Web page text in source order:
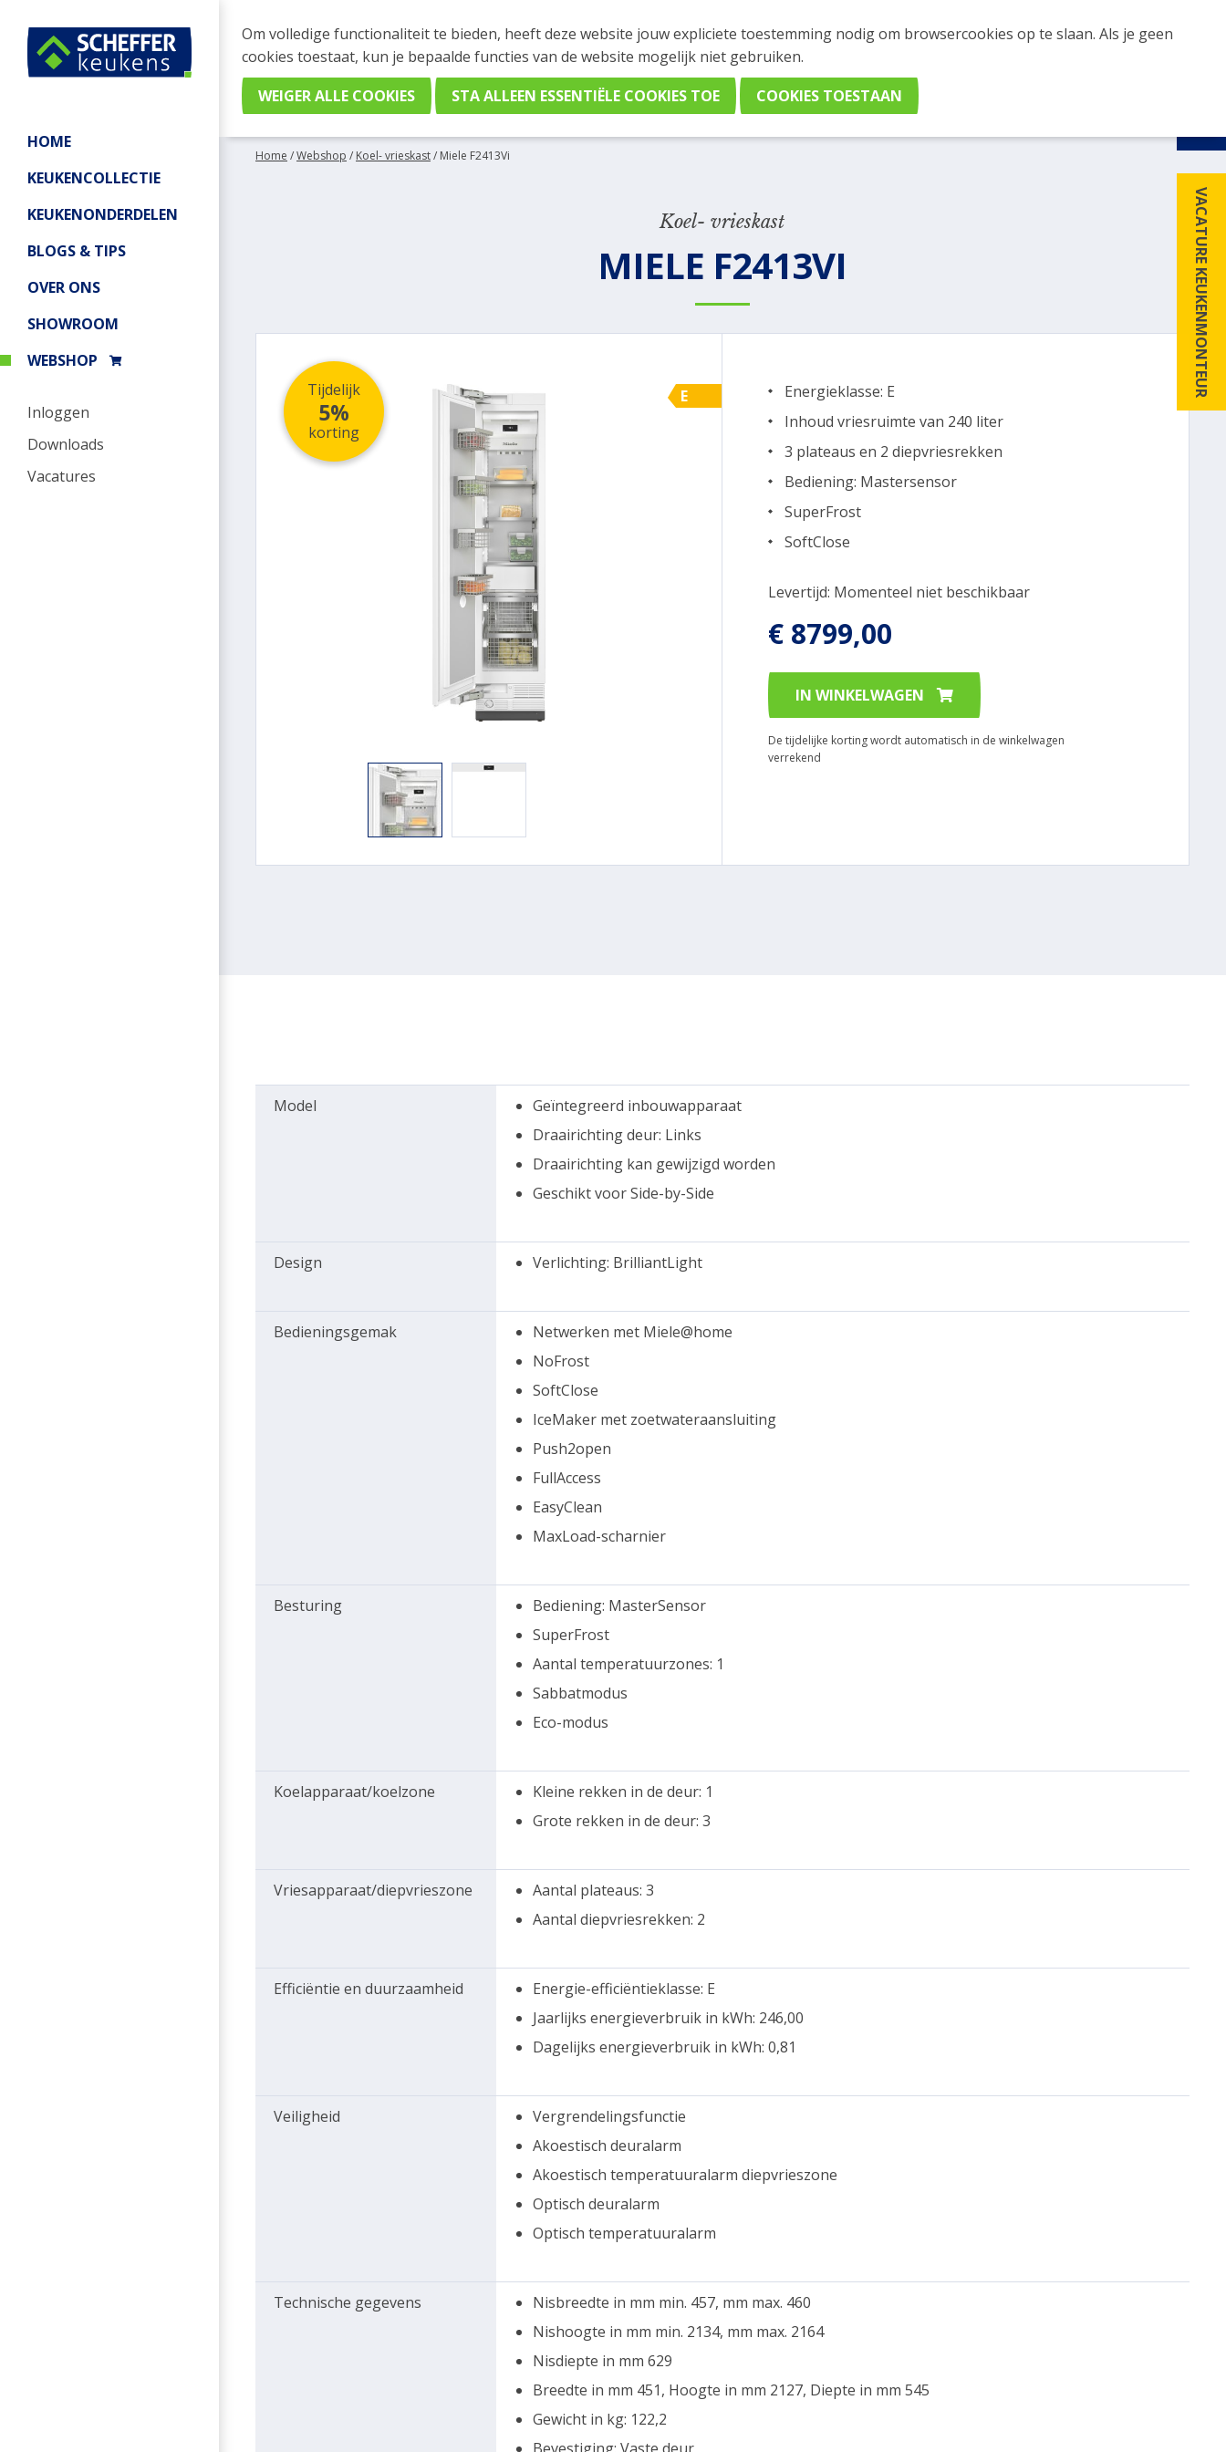
HOME
KEUKENCOLLECTIE
KEUKENONDERDELEN
BLOGS & TIPS
OVER ONS
SHOWROOM
WEBSHOP
Inloggen
Downloads
Vacatures
VACATURE KEUKENMONTEUR
WEBSHOP BESTELLINGEN
Je kan tijdelijk geen bestelling plaatsen. Wil je je vast oriënteren? Vergelijk eenvoudig apparaten en merken met elkaar. Klik hier voor
Home /Webshop / Koel- vrieskast/ Miele F2413Vi
Koel- vrieskast
MIELE F2413VI
Tijdelijk
5%
korting
E
Levertijd: Momenteel niet beschikbaar
Energieklasse: E
Inhoud vriesruimte van 240 liter
3 plateaus en 2 diepvriesrekken
Bediening: Mastersensor
SuperFrost
SoftClose
€ 8799,00
IN WINKELWAGEN
De tijdelijke korting wordt automatisch in de winkelwagen
verrekend
Model
Geïntegreerd inbouwapparaat
Draairichting deur: Links
Draairichting kan gewijzigd worden
Geschikt voor Side-by-Side
Design Verlichting: BrilliantLight
Bedieningsgemak
Netwerken met Miele@home
NoFrost
SoftClose
IceMaker met zoetwateraansluiting
Push2open
FullAccess
EasyClean
MaxLoad-scharnier
Besturing
Bediening: MasterSensor
SuperFrost
Aantal temperatuurzones: 1
Sabbatmodus
Eco-modus
Koelapparaat/koelzone
Kleine rekken in de deur: 1
Grote rekken in de deur: 3
Vriesapparaat/diepvrieszone
Aantal plateaus: 3
Aantal diepvriesrekken: 2
Efficiëntie en duurzaamheid
Energie-efficiëntieklasse: E
Jaarlijks energieverbruik in kWh: 246,00
Dagelijks energieverbruik in kWh: 0,81
Veiligheid
Vergrendelingsfunctie
Akoestisch deuralarm
Akoestisch temperatuuralarm diepvrieszone
Optisch deuralarm
Optisch temperatuuralarm
Technische gegevens
Nisbreedte in mm min. 457, mm max. 460
Nishoogte in mm min. 2134, mm max. 2164
Nisdiepte in mm 629
Breedte in mm 451, Hoogte in mm 2127, Diepte in mm 545
Gewicht in kg: 122,2
Om volledige functionaliteit te bieden, heeft deze website jouw expliciete toestemming nodig om browsercookies op te slaan. Als je geen
cookies toestaat, kun je bepaalde functies van de website mogelijk niet gebruiken.